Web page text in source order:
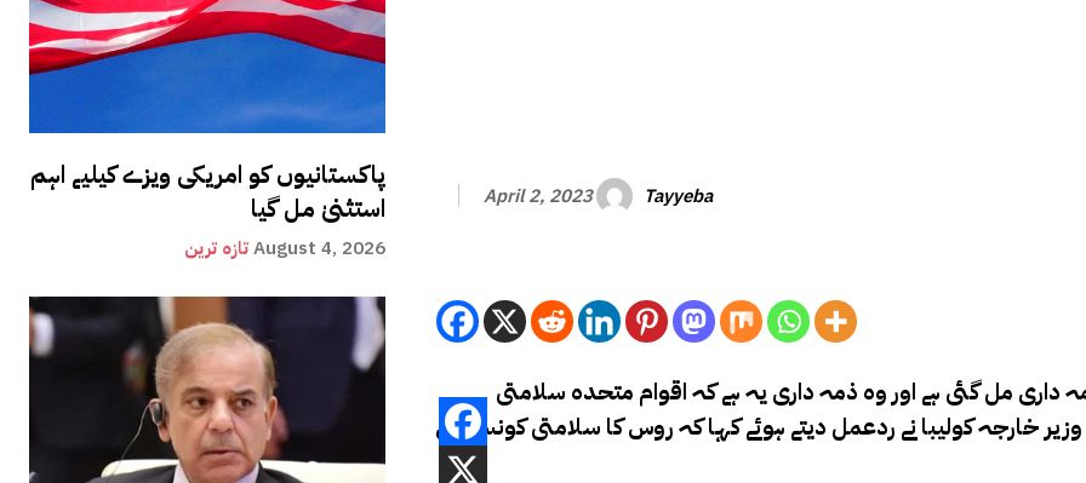
پاکستانیوں کو امریکی ویزے کیلیے اہم
استثنیٰ مل گیا
تازہ ترینAugust 4, 2026
April 2, 2023 Tayyeba
مل گئی ہے اور وہ ذمہ داری یہ ہے کہ اقوام متحدہ سلامتی
وزیر خارجہ کولیبا نے ردعمل دیتے ہوئے کہا کہ روس کا سلامتی کونسل کی